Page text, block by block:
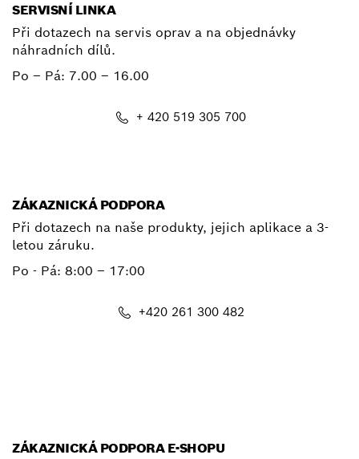
SERVISNÍ LINKA
Při dotazech na servis oprav a na objednávky
náhradních dílů.
Po – Pá: 7.00 – 16.00
+ 420 519 305 700
ZÁKAZNICKÁ PODPORA
Při dotazech na naše produkty, jejich aplikace a 3-
letou záruku.
Po - Pá: 8:00 – 17:00
+420 261 300 482
ZÁKAZNICKÁ PODPORA E-SHOPU